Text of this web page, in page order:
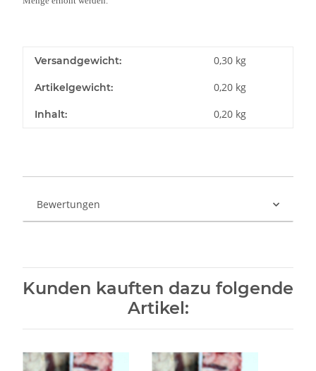
Versandgewicht: 0,30 kg
Artikelgewicht: 0,20 kg
Inhalt: 0,20 kg
Bewertungen
Kunden kauften dazu folgende
Artikel: